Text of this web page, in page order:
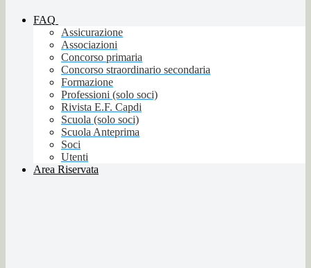
FAQ
Assicurazione
Associazioni
Concorso primaria
Concorso straordinario secondaria
Formazione
Professioni (solo soci)
Rivista E.F. Capdi
Scuola (solo soci)
Scuola Anteprima
Soci
Utenti
Area Riservata